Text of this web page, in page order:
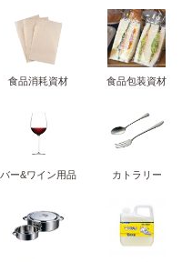
食品消耗資材 食品包装資材
バー&ワイン用品 カトラリー